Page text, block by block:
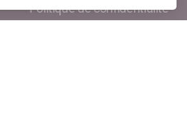
Politique de confidentialité